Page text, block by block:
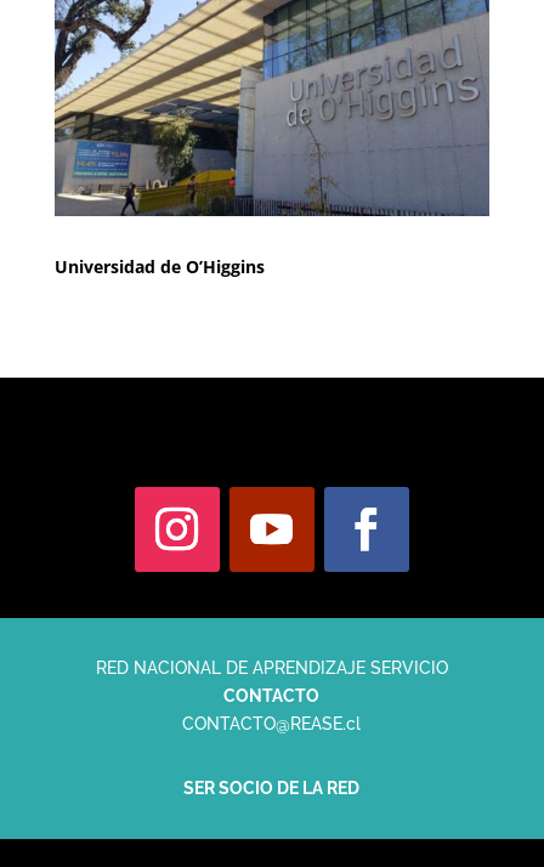
Universidad de O’Higgins
RED NACIONAL DE APRENDIZAJE SERVICIO
CONTACTO
CONTACTO@REASE.cl
SER SOCIO DE LA RED